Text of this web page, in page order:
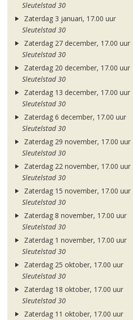
Sleutelstad 30
Zaterdag 3 januari, 17.00 uur
Sleutelstad 30
Zaterdag 27 december, 17.00 uur
Sleutelstad 30
Zaterdag 20 december, 17.00 uur
Sleutelstad 30
Zaterdag 13 december, 17.00 uur
Sleutelstad 30
Zaterdag 6 december, 17.00 uur
Sleutelstad 30
Zaterdag 29 november, 17.00 uur
Sleutelstad 30
Zaterdag 22 november, 17.00 uur
Sleutelstad 30
Zaterdag 15 november, 17.00 uur
Sleutelstad 30
Zaterdag 8 november, 17.00 uur
Sleutelstad 30
Zaterdag 1 november, 17.00 uur
Sleutelstad 30
Zaterdag 25 oktober, 17.00 uur
Sleutelstad 30
Zaterdag 18 oktober, 17.00 uur
Sleutelstad 30
Zaterdag 11 oktober, 17.00 uur